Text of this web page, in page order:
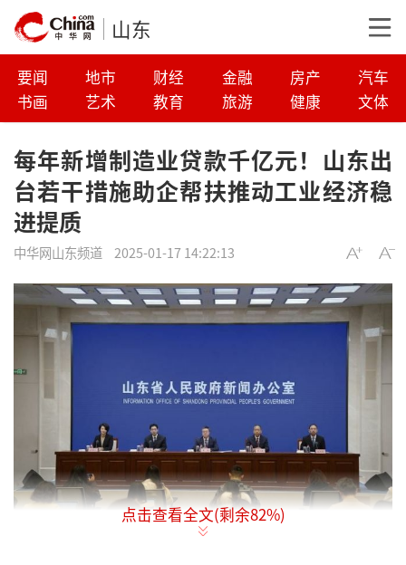
山东
要闻 地市 财经 金融 房产
汽车
书画
艺术 教育 旅游 健康 文体
每年新增制造业贷款千亿元！山东出
台若干措施助企帮扶推动工业经济稳
进提质
中华网山东频道 2025-01-17 14:22:13
点击查看全文(剩余82%)